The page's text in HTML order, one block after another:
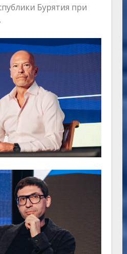
Бурятия при